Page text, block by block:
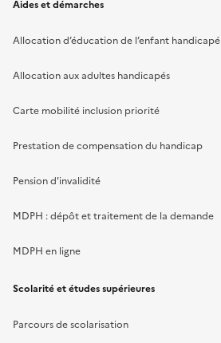
Aides et démarches
Allocation d’éducation de l’enfant handicapé
Allocation aux adultes handicapés
Carte mobilité inclusion priorité
Prestation de compensation du handicap
Pension d'invalidité
MDPH : dépôt et traitement de la demande
MDPH en ligne
Scolarité et études supérieures
Parcours de scolarisation